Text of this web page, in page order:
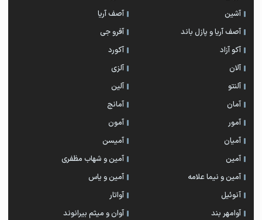
آشین
آصف آریا
آصف آریا و پازل باند
آفرو جی
آکو آزاد
آکورد
آلان
آلزی
آلنتو
آلین
آمان
آمانج
آمور
آمون
آمیان
آمیسن
آمین
آمین و شهاب مظفری
آمین و نیما علامه
آمین و یاس
آنوئیل
آواتار
آوامهر بند
آوان و میثم بیرانوند